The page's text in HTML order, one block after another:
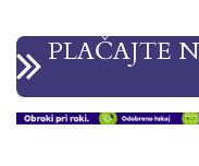
PLAČAJTE